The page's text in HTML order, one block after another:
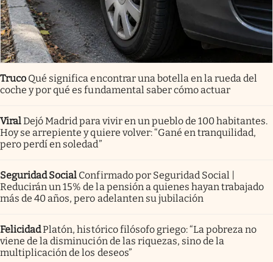
Truco Qué significa encontrar una botella en la rueda del
coche y por qué es fundamental saber cómo actuar
ViralDejó Madrid para vivir en un pueblo de 100 habitantes.
Hoy se arrepiente y quiere volver: “Gané en tranquilidad,
pero perdí en soledad”
Seguridad Social Confirmado por Seguridad Social |
Reducirán un 15% de la pensión a quienes hayan trabajado
más de 40 años, pero adelanten su jubilación
FelicidadPlatón, histórico filósofo griego: “La pobreza no
viene de la disminución de las riquezas, sino de la
multiplicación de los deseos”